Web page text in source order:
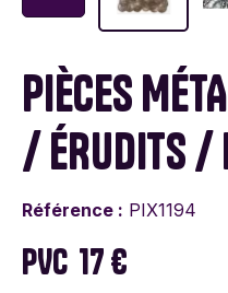
PIÈCES
/ ÉRUDITS /
Référence : PIX1194
PVC 17 €